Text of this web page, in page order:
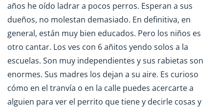
años he oído ladrar a pocos perros. Esperan a sus
dueños, no molestan demasiado. En definitiva, en
general, están muy bien educados. Pero los niños es
otro cantar. Los ves con 6 añitos yendo solos a la
escuelas. Son muy independientes y sus rabietas son
enormes. Sus madres los dejan a su aire. Es curioso
cómo en el tranvía o en la calle puedes acercarte a
alguien para ver el perrito que tiene y decirle cosas y